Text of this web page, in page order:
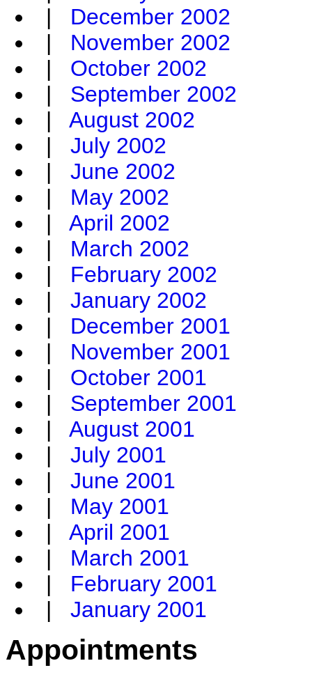
| December 2002
| November 2002
| October 2002
| September 2002
| August 2002
| July 2002
| June 2002
| May 2002
| April 2002
| March 2002
| February 2002
| January 2002
| December 2001
| November 2001
| October 2001
| September 2001
| August 2001
| July 2001
| June 2001
| May 2001
| April 2001
| March 2001
| February 2001
| January 2001
Appointments